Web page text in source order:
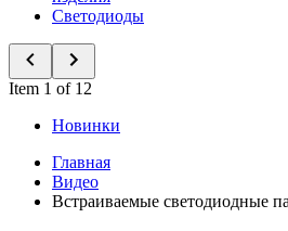
Светодиоды
Item 1 of 12
Новинки
Главная
Видео
Встраиваемые светодиодные